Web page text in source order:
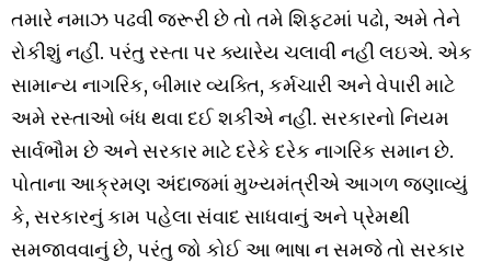
તમારે નમાઝ પઢવી જરૂરી છે તો તમે શિફ્ટમાં પઢો, અમે તેને
રોકીશું નહીં. પરંતુ રસ્તા પર ક્યારેય ચલાવી નહી લઇએ. એક
સામાન્ય નાગરિક, બીમાર વ્યક્તિ, કર્મચારી અને વેપારી માટે
અમે રસ્તાઓ બંધ થવા દઈ શકીએ નહીં. સરકારનો નિયમ
સાર્વભૌમ છે અને સરકાર માટે દરેકે દરેક નાગરિક સમાન છે.
પોતાના આક્રમણ અંદાજમાં મુખ્યમંત્રીએ આગળ જણાવ્યું
કે, સરકારનું કામ પહેલા સંવાદ સાધવાનું અને પ્રેમથી
સમજાવવાનું છે, પરંતુ જો કોઈ આ ભાષા ન સમજે તો સરકાર